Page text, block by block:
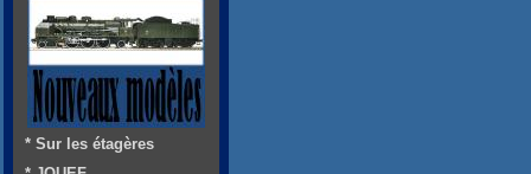
* Sur les étagères